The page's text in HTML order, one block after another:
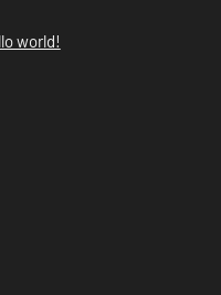
world!